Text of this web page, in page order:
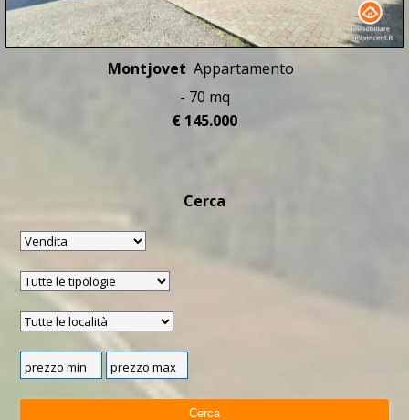
Montjovet Appartamento
- 70 mq
€ 145.000
Cerca